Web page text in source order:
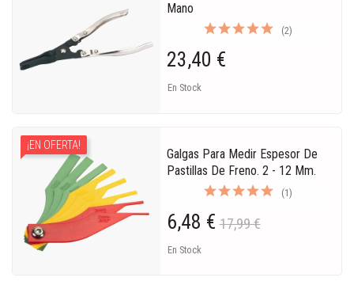
Mano
(2)
23,40 €
En Stock
Galgas Para Medir Espesor De
Pastillas De Freno. 2 - 12 Mm.
(1)
6,48 € 17,99 €
En Stock
¡EN OFERTA!